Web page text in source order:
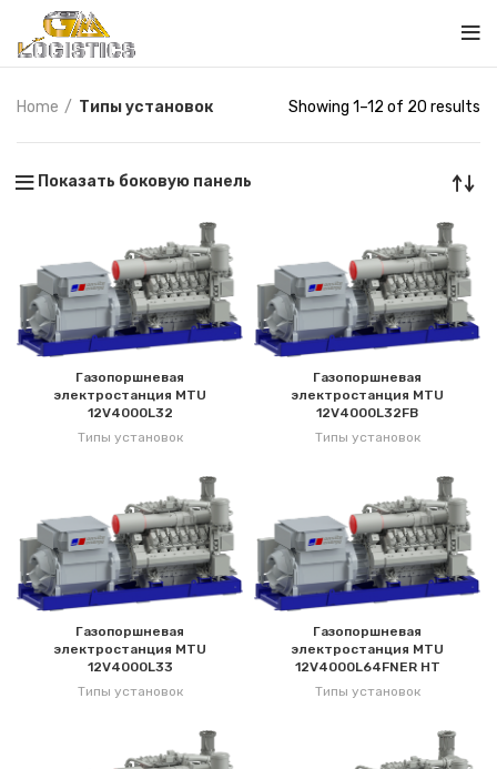
Home Типы установок Showing 1–12 of 20 results
Показать боковую панель
Газопоршневая
электростанция MTU
12V4000L32
Типы установок
Газопоршневая
электростанция MTU
12V4000L32FB
Типы установок
Газопоршневая
электростанция MTU
12V4000L33
Типы установок
Газопоршневая
электростанция MTU
12V4000L64FNER HT
Типы установок